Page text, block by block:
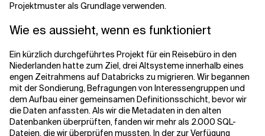
Projektmuster als Grundlage verwenden.
Wie es aussieht, wenn es funktioniert
Ein kürzlich durchgeführtes Projekt für ein Reisebüro in den
Niederlanden hatte zum Ziel, drei Altsysteme innerhalb eines
engen Zeitrahmens auf Databricks zu migrieren. Wir begannen
mit der Sondierung, Befragungen von Interessengruppen und
dem Aufbau einer gemeinsamen Definitionsschicht, bevor wir
die Daten anfassten. Als wir die Metadaten in den alten
Datenbanken überprüften, fanden wir mehr als 2.000 SQL-
Dateien, die wir überprüfen mussten. In der zur Verfügung